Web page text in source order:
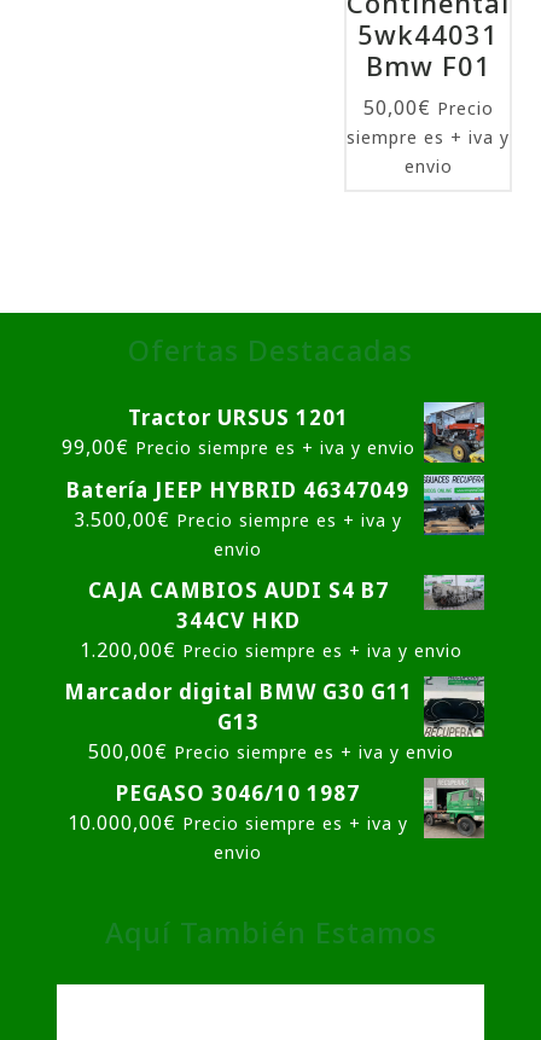
5wk44031
Bmw F01
50,00€ Precio
siempre es + iva y
envio
Ofertas Destacadas
Tractor URSUS 1201
99,00€ Precio siempre es + iva y envio
Batería JEEP HYBRID 46347049
3.500,00€ Precio siempre es + iva y
envio
CAJA CAMBIOS AUDI S4 B7
344CV HKD
1.200,00€ Precio siempre es + iva y envio
Marcador digital BMW G30 G11
G13
500,00€ Precio siempre es + iva y envio
PEGASO 3046/10 1987
10.000,00€ Precio siempre es + iva y
envio
Aquí También Estamos